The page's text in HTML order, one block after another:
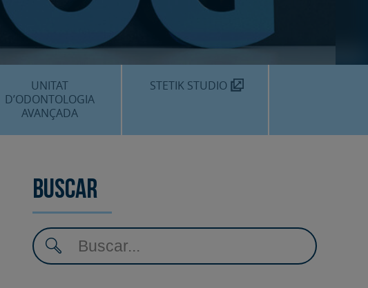
SERVEIS INTERNACIONALS
CENTRE MÈDIC TEKNON
ON SOM?
UNITAT
D’ODONTOLOGIA
AVANÇADA
ALTRES PROCEDIMENTS
STETIK STUDIO
Buscar